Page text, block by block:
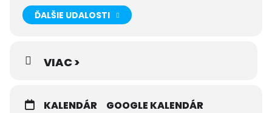
ĎALŠIE UDALOSTI
VIAC >
KALENDÁR GOOGLE KALENDÁR